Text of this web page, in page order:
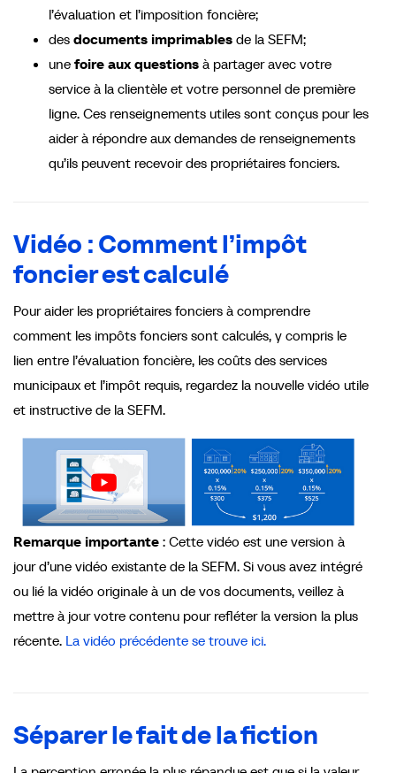
l’évaluation et l’imposition foncière;
des documents imprimables de la SEFM;
une foire aux questions à partager avec votre
service à la clientèle et votre personnel de première
ligne. Ces renseignements utiles sont conçus pour les
aider à répondre aux demandes de renseignements
qu’ils peuvent recevoir des propriétaires fonciers.
Vidéo : Comment l’impôt
foncier est calculé
Pour aider les propriétaires fonciers à comprendre
comment les impôts fonciers sont calculés, y compris le
lien entre l’évaluation foncière, les coûts des services
municipaux et l’impôt requis, regardez la nouvelle vidéo utile
et instructive de la SEFM.
Remarque importante : Cette vidéo est une version à
jour d’une vidéo existante de la SEFM. Si vous avez intégré
ou lié la vidéo originale à un de vos documents, veillez à
mettre à jour votre contenu pour refléter la version la plus
récente. La vidéo précédente se trouve ici.
Séparer le fait de la fiction